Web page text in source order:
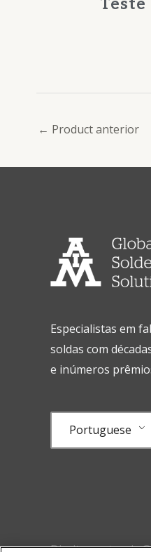
← Product anterior
Especialistas em
soldas com
e inúmeros
Portuguese